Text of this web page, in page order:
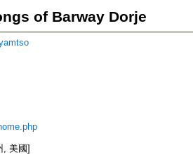
of Barway Dorje
, 美國]